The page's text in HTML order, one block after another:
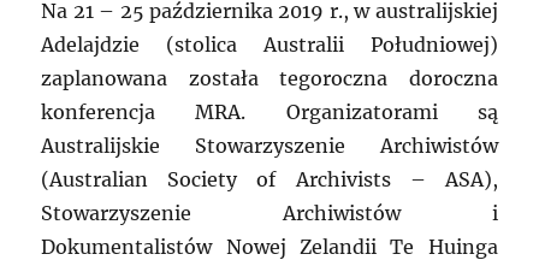
Na 21 – 25 października 2019 r., w australijskiej
Adelajdzie (stolica Australii Południowej)
zaplanowana została tegoroczna doroczna
konferencja MRA. Organizatorami są
Australijskie Stowarzyszenie Archiwistów
(Australian Society of Archivists – ASA),
Stowarzyszenie Archiwistów i
Dokumentalistów Nowej Zelandii Te Huinga